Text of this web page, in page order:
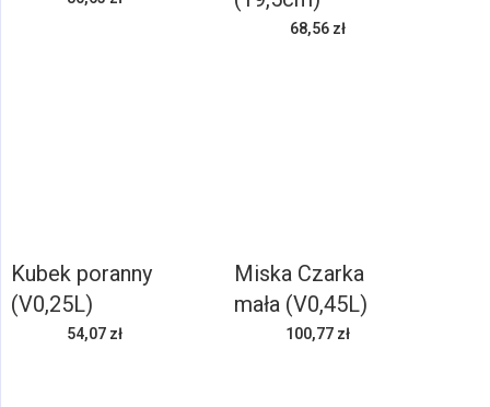
68,56 zł
Kubek poranny
(V0,25L)
54,07 zł
Miska Czarka
mała (V0,45L)
100,77 zł